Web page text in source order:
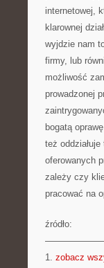
internetowej,
klarownej
wyjdzie nam
firmy, lub
możliwość
prowadzonej
bogatą
też
oferowanych
zależy czy
pracować na
źródło:
1. zobacz